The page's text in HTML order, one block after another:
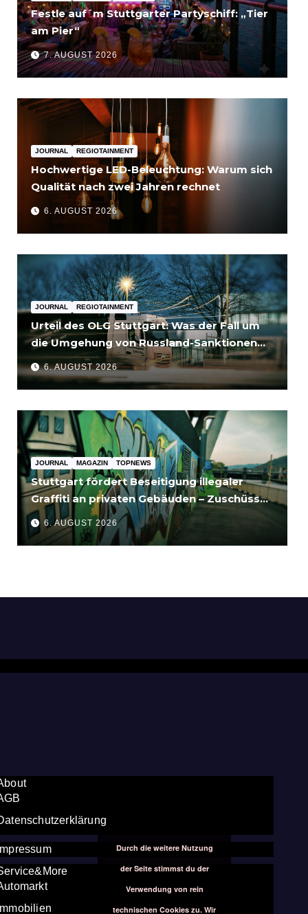
Festle auf´m Stuttgarter Partyschiff: „Tier
am Pier“
7. AUGUST 2026
JOURNAL REGIOTAINMENT
Hochwertige LED-Beleuchtung: Warum sich
Qualität nach zwei Jahren rechnet
6. AUGUST 2026
JOURNAL REGIOTAINMENT
Urteil des OLG Stuttgart: Was der Fall um
die Umgehung von Russland-Sanktionen
für Unternehmen bedeutet
6. AUGUST 2026
JOURNAL MAGAZIN TOPNEWS
Stuttgart fördert Beseitigung illegaler
Graffiti an privaten Gebäuden – Zuschüsse
bis 3.500 Euro
6. AUGUST 2026
Durch die weitere Nutzung
der Seite stimmst du der
Verwendung von rein
technischen Cookies zu. Wir